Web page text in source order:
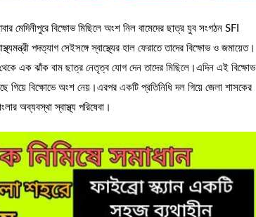
বিক্ষোভ মিছিলে অংশ নিল বামেদের ছাত্র যুব সংগঠন SFI
পদত্যাগ সেইসঙ্গে স্বাস্থ্যের হাল ফেরাতে তাদের বিক্ষোভ ও জমায়েত।
এক ঝাঁক বাম ছাত্র নেতৃত্ব যোগ দেন তাদের মিছিলে।এদিন এই বিক্ষোভ
গিয়ে বিক্ষোভে অংশ নেয়।এরপর একটি প্রতিনিধি দল গিয়ে জেলা শাসকের
অব্যবস্থা স্বাস্থ্য পরিষেবা।